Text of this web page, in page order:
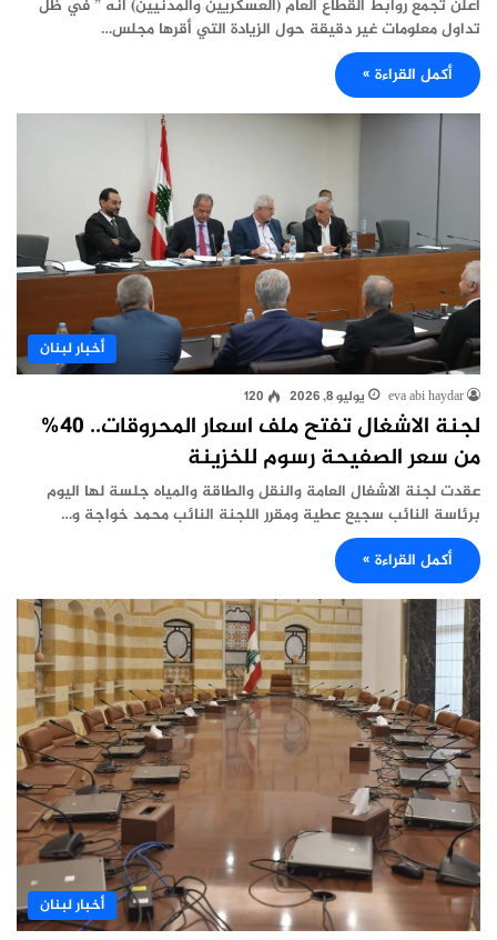
أعلن تجمع روابط القطاع العام (العسكريين والمدنيين) أنّه ” في ظل
تداول معلومات غير دقيقة حول الزيادة التي أقرها مجلس…
أكمل القراءة »
أخبار لبنان
eva abi haydar يوليو 8, 2026 120
لجنة الاشغال تفتح ملف اسعار المحروقات.. 40%
من سعر الصفيحة رسوم للخزينة
عقدت لجنة الاشغال العامة والنقل والطاقة والمياه جلسة لها اليوم
برئاسة النائب سجيع عطية ومقرر اللجنة النائب محمد خواجة و…
أكمل القراءة »
أخبار لبنان